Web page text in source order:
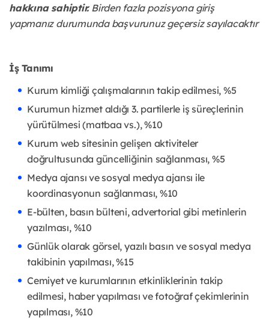
hakkına sahiptir.Birden fazla pozisyona giriş
yapmanız durumunda başvurunuz geçersiz sayılacaktır
İş Tanımı
Kurum kimliği çalışmalarının takip edilmesi, %5
Kurumun hizmet aldığı 3. partilerle iş süreçlerinin
yürütülmesi (matbaa vs.), %10
Kurum web sitesinin gelişen aktiviteler
doğrultusunda güncelliğinin sağlanması, %5
Medya ajansı ve sosyal medya ajansı ile
koordinasyonun sağlanması, %10
E-bülten, basın bülteni, advertorial gibi metinlerin
yazılması, %10
Günlük olarak görsel, yazılı basın ve sosyal medya
takibinin yapılması, %15
Cemiyet ve kurumlarının etkinliklerinin takip
edilmesi, haber yapılması ve fotoğraf çekimlerinin
yapılması, %10